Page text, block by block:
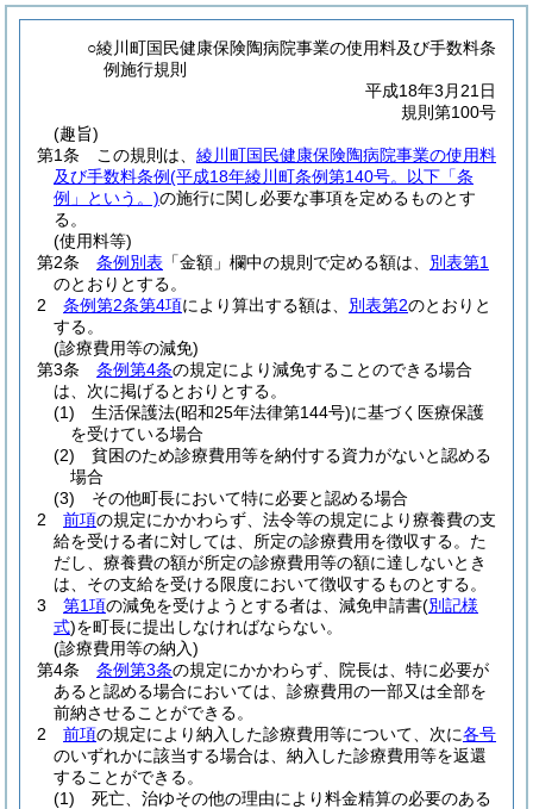
○綾川町国民健康保険陶病院事業の使用料及び手数料条
例施行規則
平成18年3月21日
規則第100号
(趣旨)
第1条
この規則は、 綾川町国民健康保険陶病院事業の使用料
及び手数料条例(平成18年綾川町条例第140号。以下「条
例」という。)の施行に関し必要な事項を定めるものとす
る。
(使用料等)
第2条
条例別表 「金額」欄中の規則で定める額は、 別表第1
のとおりとする。
2
条例第2条第4項により算出する額は、 別表第2のとおりと
する。
(診療費用等の減免)
第3条
条例第4条の規定により減免することのできる場合
は、次に掲げるとおりとする。
(1)
生活保護法(昭和25年法律第144号)に基づく医療保護
を受けている場合
(2)
貧困のため診療費用等を納付する資力がないと認める
場合
(3)
その他町長において特に必要と認める場合
2
前項の規定にかかわらず、法令等の規定により療養費の支
給を受ける者に対しては、所定の診療費用を徴収する。 た
だし、療養費の額が所定の診療費用等の額に達しないとき
は、その支給を受ける限度において徴収するものとする。
3
第1項の減免を受けようとする者は、減免申請書(別記様
式)を町長に提出しなければならない。
(診療費用等の納入)
第4条
条例第3条の規定にかかわらず、院長は、特に必要が
あると認める場合においては、診療費用の一部又は全部を
前納させることができる。
2
前項の規定により納入した診療費用等について、次に各号
のいずれかに該当する場合は、納入した診療費用等を返還
することができる。
(1)
死亡、治ゆその他の理由により料金精算の必要のある